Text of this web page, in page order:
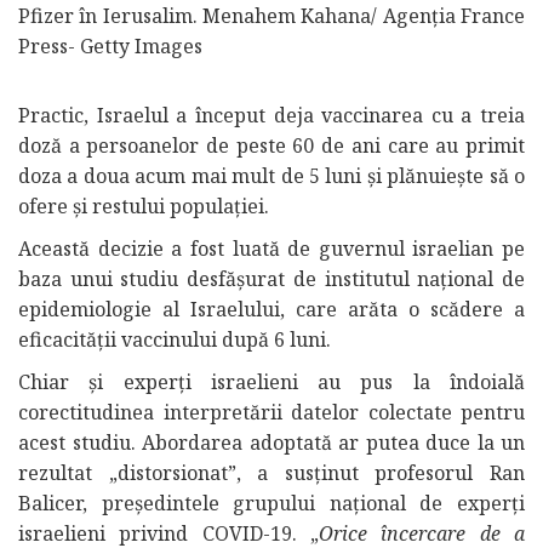
Pfizer în Ierusalim. Menahem Kahana/ Agenția France
Press- Getty Images
Practic, Israelul a început deja vaccinarea cu a treia
doză a persoanelor de peste 60 de ani care au primit
doza a doua acum mai mult de 5 luni și plănuiește să o
ofere și restului populației.
Această decizie a fost luată de guvernul israelian pe
baza unui studiu desfășurat de institutul național de
epidemiologie al Israelului, care arăta o scădere a
eficacității vaccinului după 6 luni.
Chiar și experți israelieni au pus la îndoială
corectitudinea interpretării datelor colectate pentru
acest studiu. Abordarea adoptată ar putea duce la un
rezultat „distorsionat”, a susținut profesorul Ran
Balicer, președintele grupului național de experți
israelieni privind COVID-19. „Orice încercare de a